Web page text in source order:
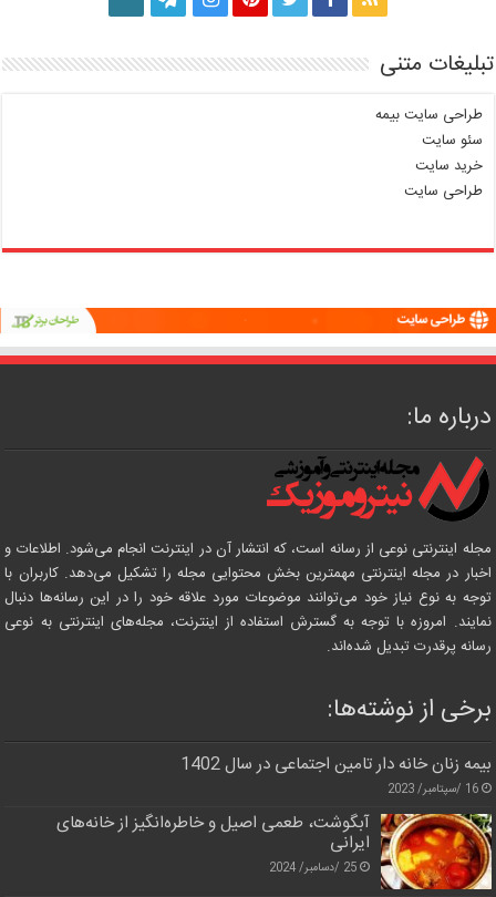
تبلیغات متنی
طراحی سایت بیمه
سئو سایت
خرید سایت
طراحی سایت
درباره ما:
مجله اینترنتی نوعی از رسانه است، که انتشار آن در اینترنت انجام می‌شود. اطلاعات و
اخبار در مجله اینترنتی مهمترین بخش محتوایی مجله را تشکیل می‌دهد. کاربران با
توجه به نوع نیاز خود می‌توانند موضوعات مورد علاقه خود را در این رسانه‌ها دنبال
نمایند. امروزه با توجه به گسترش استفاده از اینترنت، مجله‌های اینترنتی به نوعی
رسانه پرقدرت تبدیل شده‌اند.
برخی از نوشته‌ها:
بیمه زنان خانه دار تامین اجتماعی در سال 1402
16 /سپتامبر/ 2023
آبگوشت، طعمی اصیل و خاطره‌انگیز از خانه‌های
ایرانی
25 /دسامبر/ 2024